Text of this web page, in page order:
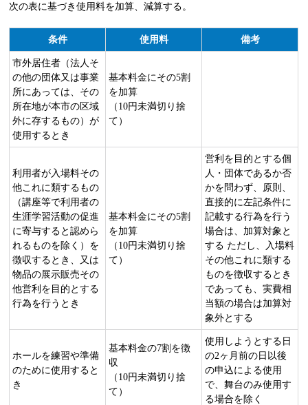
次の表に基づき使用料を加算、減算する。
条件 使用料 備考
市外居住者（法人そ
の他の団体又は事業
所にあっては、その
所在地が本市の区域
外に存するもの）が
使用するとき
基本料金にその5割
を加算
（10円未満切り捨
て）
利用者が入場料その
他これに類するもの
（講座等で利用者の
生涯学習活動の促進
に寄与すると認めら
れるものを除く）を
徴収するとき、又は
物品の展示販売その
他営利を目的とする
行為を行うとき
基本料金にその5割
を加算
（10円未満切り捨
て）
営利を目的とする個
人・団体であるか否
かを問わず、原則、
直接的に左記条件に
記載する行為を行う
場合は、加算対象と
する ただし、入場料
その他これに類する
ものを徴収するとき
であっても、実費相
当額の場合は加算対
象外とする
ホールを練習や準備
のために使用すると
き
基本料金の7割を徴
収
（10円未満切り捨
て）
使用しようとする日
の2ヶ月前の日以後
の申込による使用
で、舞台のみ使用す
る場合を除く